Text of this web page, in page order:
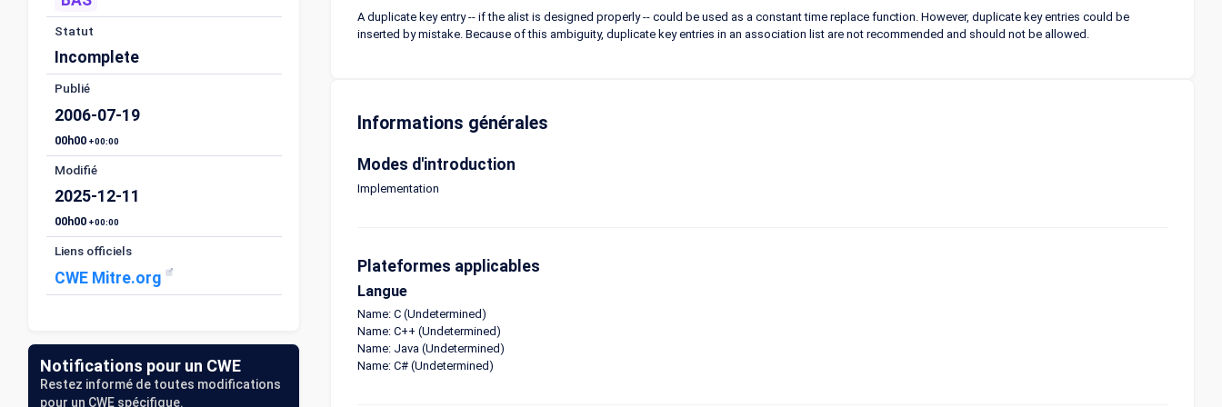
Statut
Incomplete
Publié
2006-07-19
00h00 +00:00
Modifié
2025-12-11
00h00 +00:00
Liens officiels
CWE Mitre.org
Notifications pour un CWE
Restez informé de toutes modifications
pour un CWE spécifique.
A duplicate key entry -- if the alist is designed properly -- could be used as a constant time replace function. However, duplicate key entries could be
inserted by mistake. Because of this ambiguity, duplicate key entries in an association list are not recommended and should not be allowed.
Informations générales
Modes d'introduction
Implementation
Plateformes applicables
Langue
Name: C (Undetermined)
Name: C++ (Undetermined)
Name: Java (Undetermined)
Name: C# (Undetermined)